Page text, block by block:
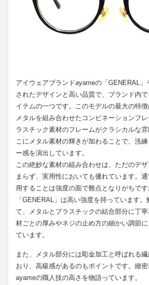
アイウェアブランドayameの「GENERAL
されたデザインと高い品質で、ブランド内
イテムの一つです。このモデルの最大の特
メタルを組み合わせたコンビネーションフ
ラスチック素材のフレームがクラシカルな
こにメタル素材の輝きが加わることで、洗
ー感を演出しています。
この絶妙な素材の組み合わせは、ただのデ
まらず、実用性においても優れています。
用することは強度の面で難点となりがちで
「GENERAL」は高い強度を持っています
て、メタルとプラスチックの結合部分に丁
材ごとの厚みやネジの止め方の細かい調節
ています。
また、メタル部分には彫金加工と呼ばれる
おり、高級感があるのもポイントです。緻密
ayameの職人技の高さを物語っています。